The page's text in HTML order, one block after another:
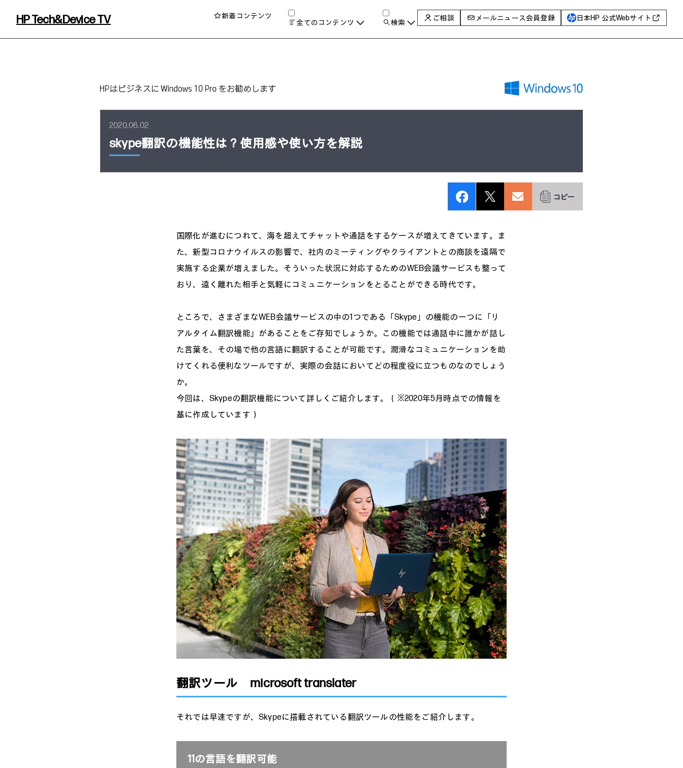
HP Tech&Device TV 新着コンテンツ
全てのコンテンツ
チャンネル
サイバーセキュリティ
ワークステーション
タグ
検索 ご相談 メールニュース会員登録 日本HP 公式Webサイト
2020.06.02
skype翻訳の機能性は？使用感や使い方を解説
国際化が進むにつれて、海を超えてチャットや通話をするケースが増えてきています。ま
た、新型コロナウイルスの影響で、社内のミーティングやクライアントとの商談を遠隔で
実施する企業が増えました。そういった状況に対応するためのWEB会議サービスも整って
おり、遠く離れた相手と気軽にコミュニケーションをとることができる時代です。
ところで、さまざまなWEB会議サービスの中の1つである「Skype」の機能の一つに「リ
アルタイム翻訳機能」があることをご存知でしょうか。この機能では通話中に誰かが話し
た言葉を、その場で他の言語に翻訳することが可能です。潤滑なコミュニケーションを助
けてくれる便利なツールですが、実際の会話においてどの程度役に立つものなのでしょう
か。
今回は、Skypeの翻訳機能について詳しくご紹介します。（※2020年5月時点での情報を
基に作成しています）
翻訳ツール microsoft translater
それでは早速ですが、Skypeに搭載されている翻訳ツールの性能をご紹介します。
11の言語を翻訳可能